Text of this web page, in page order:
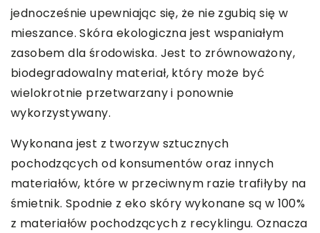
jednocześnie upewniając się, że nie zgubią się w
mieszance. Skóra ekologiczna jest wspaniałym
zasobem dla środowiska. Jest to zrównoważony,
biodegradowalny materiał, który może być
wielokrotnie przetwarzany i ponownie
wykorzystywany.
Wykonana jest z tworzyw sztucznych
pochodzących od konsumentów oraz innych
materiałów, które w przeciwnym razie trafiłyby na
śmietnik. Spodnie z eko skóry wykonane są w 100%
z materiałów pochodzących z recyklingu. Oznacza